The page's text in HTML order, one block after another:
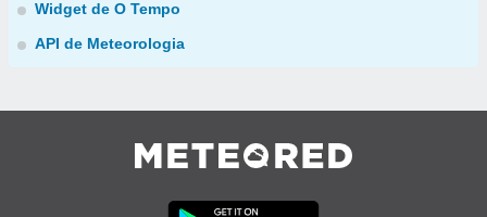
Widget de O Tempo
API de Meteorologia